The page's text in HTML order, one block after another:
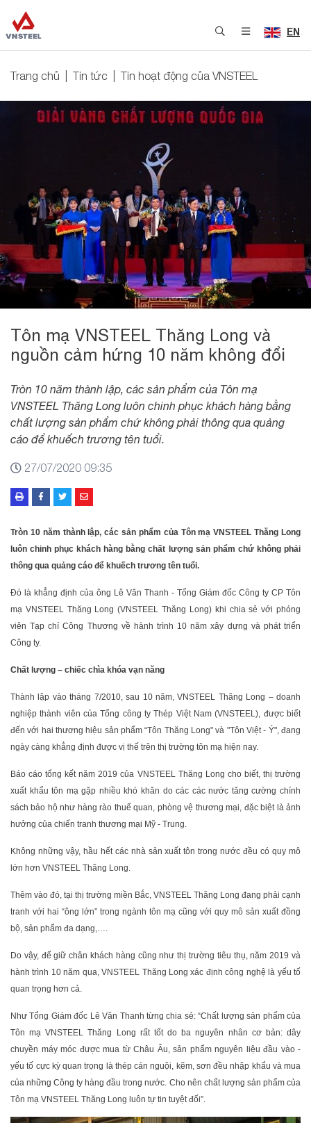
EN
Trang chủ Tin tức Tin hoạt động của VNSTEEL
Tôn mạ VNSTEEL Thăng Long và
nguồn cảm hứng 10 năm không đổi
Tròn 10 năm thành lập, các sản phẩm của Tôn mạ
VNSTEEL Thăng Long luôn chinh phục khách hàng bằng
chất lượng sản phẩm chứ không phải thông qua quảng
cáo để khuếch trương tên tuổi.
27/07/2020 09:35
Tròn 10 năm thành lập, các sản phẩm của Tôn mạ VNSTEEL Thăng Long
luôn chinh phục khách hàng bằng chất lượng sản phẩm chứ không phải
thông qua quảng cáo để khuếch trương tên tuổi.
Đó là khẳng định của ông Lê Văn Thanh - Tổng Giám đốc Công ty CP Tôn
mạ VNSTEEL Thăng Long (VNSTEEL Thăng Long) khi chia sẻ với phóng
viên Tạp chí Công Thương về hành trình 10 năm xây dựng và phát triển
Công ty.
Chất lượng – chiếc chìa khóa vạn năng
Thành lập vào tháng 7/2010, sau 10 năm, VNSTEEL Thăng Long – doanh
nghiệp thành viên của Tổng công ty Thép Việt Nam (VNSTEEL), được biết
đến với hai thương hiệu sản phẩm “Tôn Thăng Long" và "Tôn Việt - Ý", đang
ngày càng khẳng định được vị thế trên thị trường tôn mạ hiện nay.
Báo cáo tổng kết năm 2019 của VNSTEEL Thăng Long cho biết, thị trường
xuất khẩu tôn mạ gặp nhiều khó khăn do các các nước tăng cường chính
sách bảo hộ như hàng rào thuế quan, phòng vệ thương mại, đặc biệt là ảnh
hưởng của chiến tranh thương mại Mỹ - Trung.
Không những vậy, hầu hết các nhà sản xuất tôn trong nước đều có quy mô
lớn hơn VNSTEEL Thăng Long.
Thêm vào đó, tại thị trường miền Bắc, VNSTEEL Thăng Long đang phải cạnh
tranh với hai “ông lớn” trong ngành tôn mạ cũng với quy mô sản xuất đồng
bộ, sản phẩm đa dạng,….
Do vậy, để giữ chân khách hàng cũng như thị trường tiêu thụ, năm 2019 và
hành trình 10 năm qua, VNSTEEL Thăng Long xác định công nghệ là yếu tố
quan trọng hơn cả.
Như Tổng Giám đốc Lê Văn Thanh từng chia sẻ: “Chất lượng sản phẩm của
Tôn mạ VNSTEEL Thăng Long rất tốt do ba nguyên nhân cơ bản: dây
chuyền máy móc được mua từ Châu Âu, sản phẩm nguyên liệu đầu vào -
yếu tố cực kỳ quan trọng là thép cán nguội, kẽm, sơn đều nhập khẩu và mua
của những Công ty hàng đầu trong nước. Cho nên chất lượng sản phẩm của
Tôn mạ VNSTEEL Thăng Long luôn tự tin tuyệt đối”.